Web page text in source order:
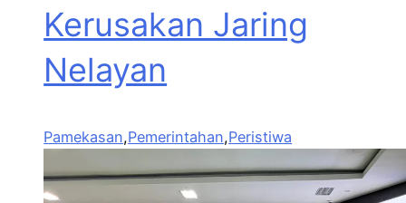
Kerusakan Jaring
Nelayan
Pamekasan,Pemerintahan,Peristiwa